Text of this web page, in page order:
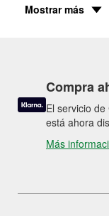
Mostrar más
Compra
El servicio
está ahora
Más